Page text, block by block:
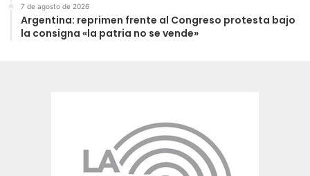
7 de agosto de 2026
Argentina: reprimen frente al Congreso protesta bajo
la consigna «la patria no se vende»